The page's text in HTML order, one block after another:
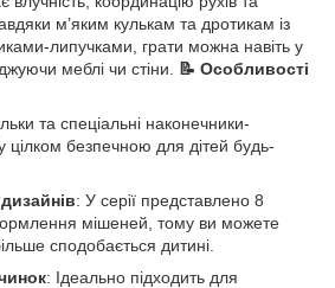
м’яким кулькам та дротикам із
липучками, грати можна навіть у
меблі чи стіни.
📝 Особливості
та спеціальні наконечники-
цілком безпечною для дітей будь-
: У серії представлено 8
мішеней, тому ви можете
сподобається дитині.
: Ідеально підходить для